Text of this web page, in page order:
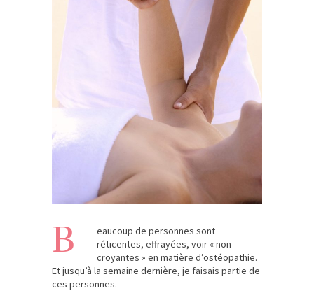
B
eaucoup de personnes sont
réticentes, effrayées, voir « non-
croyantes » en matière d’ostéopathie.
Et jusqu’à la semaine dernière, je faisais partie de
ces personnes.